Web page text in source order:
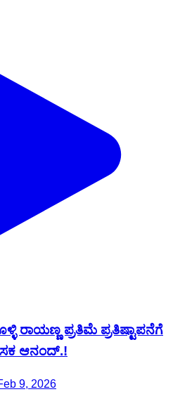
ರಾಯಣ್ಣ ಪ್ರತಿಮೆ ಪ್ರತಿಷ್ಟಾಪನೆಗೆ
ಆನಂದ್.!
9, 2026